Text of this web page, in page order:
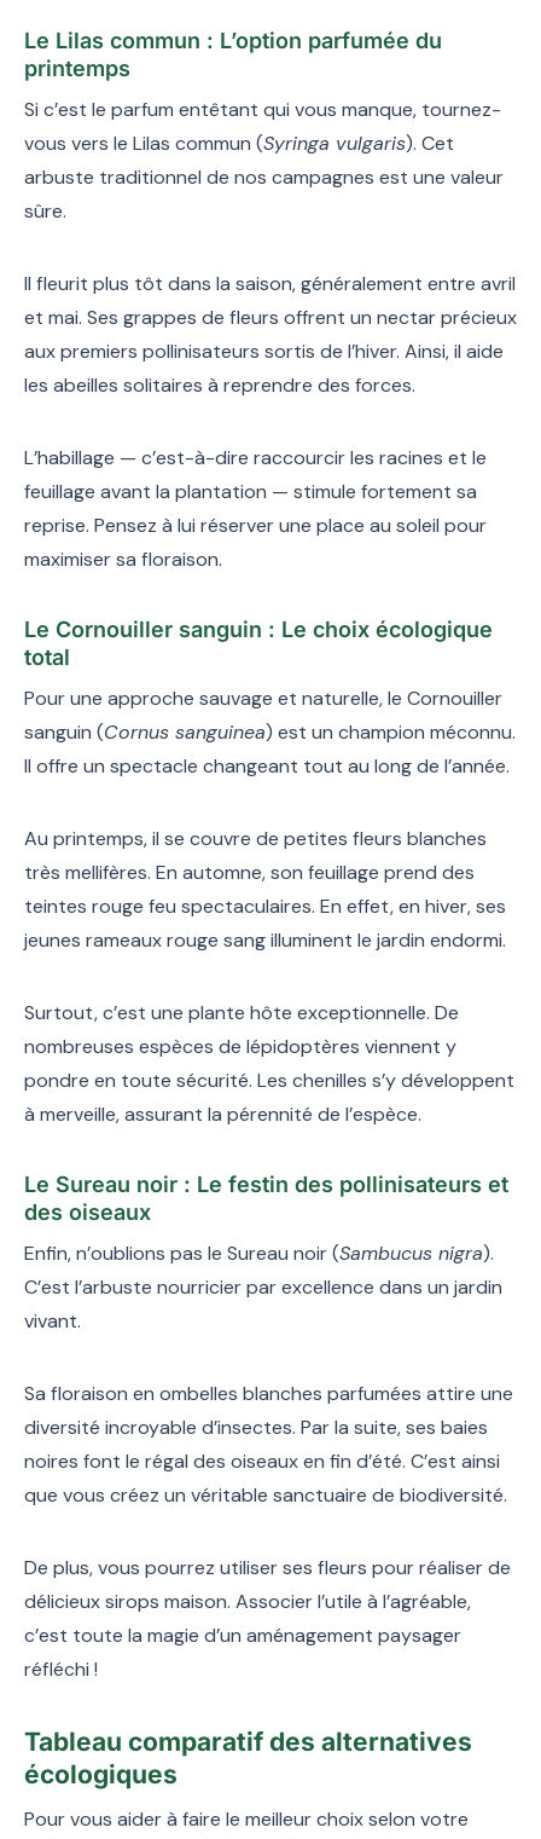
Le Lilas commun : L’option parfumée du
printemps
Si c’est le parfum entêtant qui vous manque, tournez-
vous vers le Lilas commun (Syringa vulgaris). Cet
arbuste traditionnel de nos campagnes est une valeur
sûre.
Il fleurit plus tôt dans la saison, généralement entre avril
et mai. Ses grappes de fleurs offrent un nectar précieux
aux premiers pollinisateurs sortis de l’hiver. Ainsi, il aide
les abeilles solitaires à reprendre des forces.
L’habillage — c’est-à-dire raccourcir les racines et le
feuillage avant la plantation — stimule fortement sa
reprise. Pensez à lui réserver une place au soleil pour
maximiser sa floraison.
Le Cornouiller sanguin : Le choix écologique
total
Pour une approche sauvage et naturelle, le Cornouiller
sanguin (Cornus sanguinea) est un champion méconnu.
Il offre un spectacle changeant tout au long de l’année.
Au printemps, il se couvre de petites fleurs blanches
très mellifères. En automne, son feuillage prend des
teintes rouge feu spectaculaires. En effet, en hiver, ses
jeunes rameaux rouge sang illuminent le jardin endormi.
Surtout, c’est une plante hôte exceptionnelle. De
nombreuses espèces de lépidoptères viennent y
pondre en toute sécurité. Les chenilles s’y développent
à merveille, assurant la pérennité de l’espèce.
Le Sureau noir : Le festin des pollinisateurs et
des oiseaux
Enfin, n’oublions pas le Sureau noir (Sambucus nigra).
C’est l’arbuste nourricier par excellence dans un jardin
vivant.
Sa floraison en ombelles blanches parfumées attire une
diversité incroyable d’insectes. Par la suite, ses baies
noires font le régal des oiseaux en fin d’été. C’est ainsi
que vous créez un véritable sanctuaire de biodiversité.
De plus, vous pourrez utiliser ses fleurs pour réaliser de
délicieux sirops maison. Associer l’utile à l’agréable,
c’est toute la magie d’un aménagement paysager
réfléchi !
Tableau comparatif des alternatives
écologiques
Pour vous aider à faire le meilleur choix selon votre